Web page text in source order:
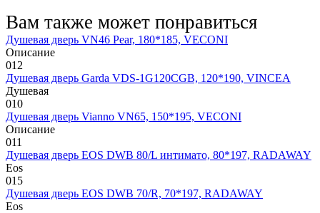
Вам также может понравиться
Душевая дверь VN46 Pear, 180*185, VECONI
Описание
012
Душевая дверь Garda VDS-1G120CGB, 120*190, VINCEA
Душевая
010
Душевая дверь Vianno VN65, 150*195, VECONI
Описание
011
Душевая дверь EOS DWB 80/L интимато, 80*197, RADAWAY
Eos
015
Душевая дверь EOS DWB 70/R, 70*197, RADAWAY
Eos